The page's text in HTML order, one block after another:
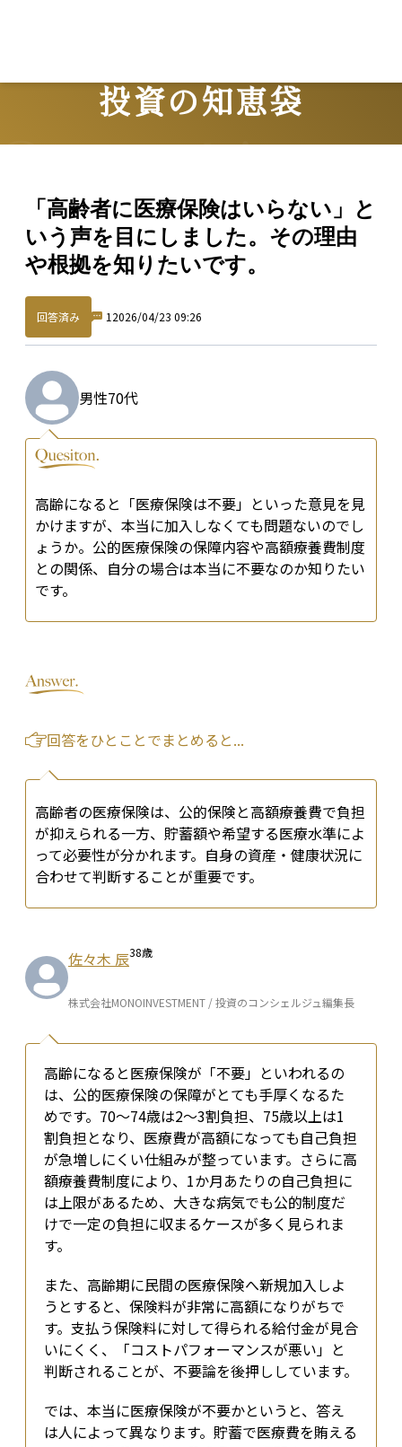
投資の知恵袋
「高齢者に医療保険はいらない」と
いう声を目にしました。その理由
や根拠を知りたいです。
回答済み 1 2026/04/23 09:26
男性70代
高齢になると「医療保険は不要」といった意見を見
かけますが、本当に加入しなくても問題ないのでし
ょうか。公的医療保険の保障内容や高額療養費制度
との関係、自分の場合は本当に不要なのか知りたい
です。
回答をひとことでまとめると...
高齢者の医療保険は、公的保険と高額療養費で負担
が抑えられる一方、貯蓄額や希望する医療水準によ
って必要性が分かれます。自身の資産・健康状況に
合わせて判断することが重要です。
佐々木 辰38歳
株式会社MONOINVESTMENT / 投資のコンシェルジュ編集長
高齢になると医療保険が「不要」といわれるの
は、公的医療保険の保障がとても手厚くなるた
めです。70〜74歳は2〜3割負担、75歳以上は1
割負担となり、医療費が高額になっても自己負担
が急増しにくい仕組みが整っています。さらに高
額療養費制度により、1か月あたりの自己負担に
は上限があるため、大きな病気でも公的制度だ
けで一定の負担に収まるケースが多く見られま
す。
また、高齢期に民間の医療保険へ新規加入しよ
うとすると、保険料が非常に高額になりがちで
す。支払う保険料に対して得られる給付金が見合
いにくく、「コストパフォーマンスが悪い」と
判断されることが、不要論を後押ししています。
では、本当に医療保険が不要かというと、答え
は人によって異なります。貯蓄で医療費を賄える